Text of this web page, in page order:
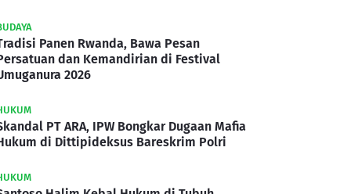
Panen Rwanda, Bawa Pesan
dan Kemandirian di Festival
2026
PT ARA, IPW Bongkar Dugaan Mafia
di Dittipideksus Bareskrim Polri